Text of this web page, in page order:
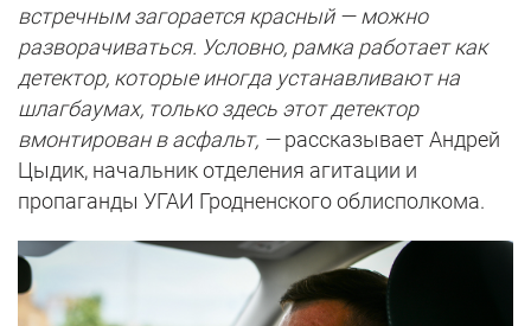
встречным загорается красный — можно
разворачиваться. Условно, рамка работает как
детектор, которые иногда устанавливают на
шлагбаумах, только здесь этот детектор
вмонтирован в асфальт, —рассказывает Андрей
Цыдик, начальник отделения агитации и
пропаганды УГАИ Гродненского облисполкома.